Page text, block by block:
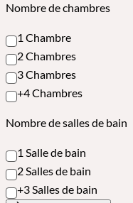
Nombre de chambres
1 Chambre
2 Chambres
3 Chambres
+4 Chambres
Nombre de salles de bain
1 Salle de bain
2 Salles de bain
+3 Salles de bain